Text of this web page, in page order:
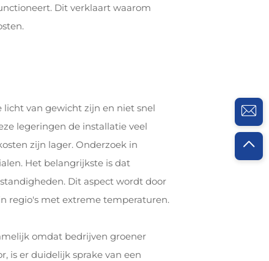
Dit verklaart waarom
van gewicht zijn en niet snel
legeringen de installatie veel
zijn lager. Onderzoek in
Het belangrijkste is dat
Dit aspect wordt door
regio's met extreme temperaturen.
omdat bedrijven groener
is er duidelijk sprake van een